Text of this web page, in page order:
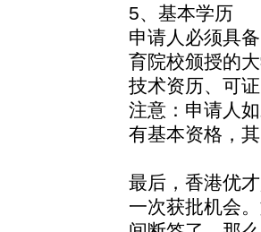
5、基本学历
申请人必须具
育院校颁授的
技术资历、可
注意：申请人
有基本资格，
最后，香港优
一次获批机会